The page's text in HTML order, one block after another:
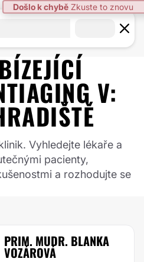
Došlo k chybě Zkuste to znovu
V:
Vyhledejte lékaře a
pacienty,
a rozhodujte se
PRIM. MUDR. BLANKA
VOZÁROVÁ